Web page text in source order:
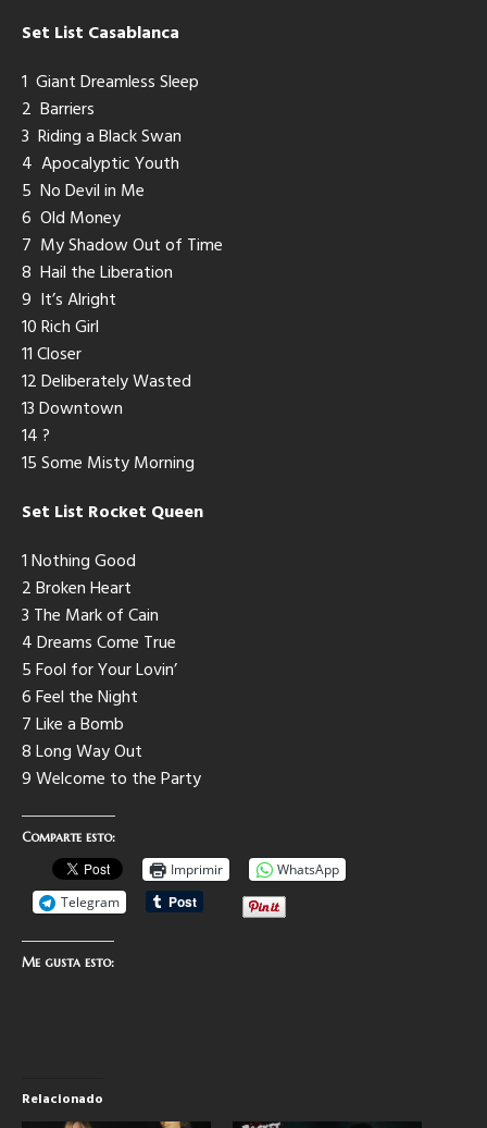
Set List Casablanca
1 Giant Dreamless Sleep
2 Barriers
3 Riding a Black Swan
4 Apocalyptic Youth
5 No Devil in Me
6 Old Money
7 My Shadow Out of Time
8 Hail the Liberation
9 It’s Alright
10 Rich Girl
11 Closer
12 Deliberately Wasted
13 Downtown
14 ?
15 Some Misty Morning
Set List Rocket Queen
1 Nothing Good
2 Broken Heart
3 The Mark of Cain
4 Dreams Come True
5 Fool for Your Lovin’
6 Feel the Night
7 Like a Bomb
8 Long Way Out
9 Welcome to the Party
Comparte esto:
Imprimir
WhatsApp
Telegram
Me gusta esto:
Relacionado